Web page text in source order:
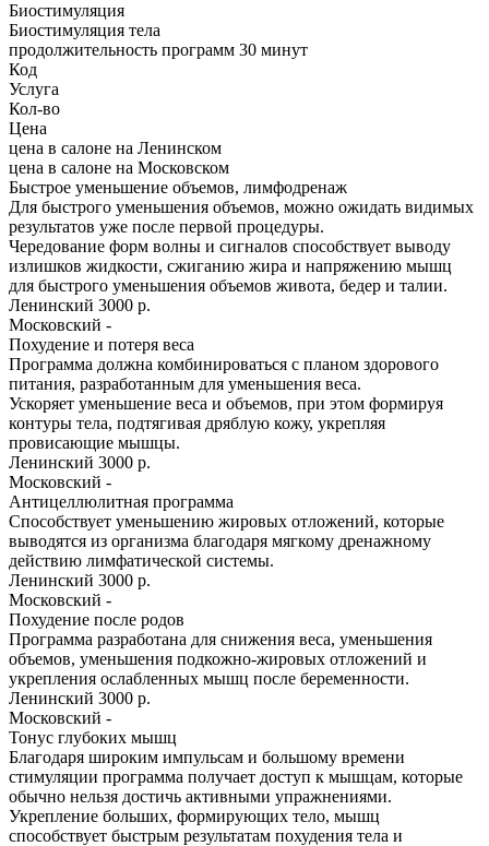
Биостимуляция
Биостимуляция тела
продолжительность программ 30 минут
Код
Услуга
Кол-во
Цена
цена в салоне на Ленинском
цена в салоне на Московском
Быстрое уменьшение объемов, лимфодренаж
Для быстрого уменьшения объемов, можно ожидать видимых
результатов уже после первой процедуры.
Чередование форм волны и сигналов способствует выводу
излишков жидкости, сжиганию жира и напряжению мышц
для быстрого уменьшения объемов живота, бедер и талии.
Ленинский 3000 р.
Московский -
Похудение и потеря веса
Программа должна комбинироваться с планом здорового
питания, разработанным для уменьшения веса.
Ускоряет уменьшение веса и объемов, при этом формируя
контуры тела, подтягивая дряблую кожу, укрепляя
провисающие мышцы.
Ленинский 3000 р.
Московский -
Антицеллюлитная программа
Способствует уменьшению жировых отложений, которые
выводятся из организма благодаря мягкому дренажному
действию лимфатической системы.
Ленинский 3000 р.
Московский -
Похудение после родов
Программа разработана для снижения веса, уменьшения
объемов, уменьшения подкожно-жировых отложений и
укрепления ослабленных мышц после беременности.
Ленинский 3000 р.
Московский -
Тонус глубоких мышц
Благодаря широким импульсам и большому времени
стимуляции программа получает доступ к мышцам, которые
обычно нельзя достичь активными упражнениями.
Укрепление больших, формирующих тело, мышц
способствует быстрым результатам похудения тела и